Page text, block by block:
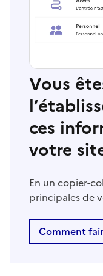
Vous
ces
votre
En un copier-
principales de
Comment